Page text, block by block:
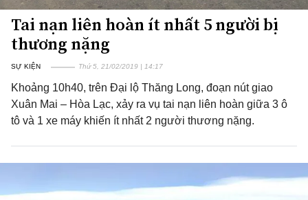
Tai nạn liên hoàn ít nhất 5 người bị
thương nặng
SỰ KIỆN Thứ 5, 21/02/2019 | 14:17
Khoảng 10h40, trên Đại lộ Thăng Long, đoạn nút giao
Xuân Mai – Hòa Lạc, xảy ra vụ tai nạn liên hoàn giữa 3 ô
tô và 1 xe máy khiến ít nhất 2 người thương nặng.